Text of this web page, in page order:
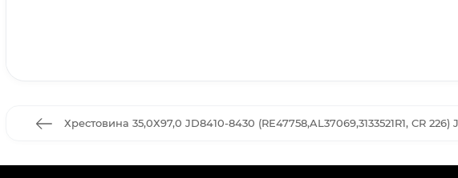
Хрестовина 35,0Х97,0 JD8410-8430 (RE47758,AL37069,3133521R1, CR